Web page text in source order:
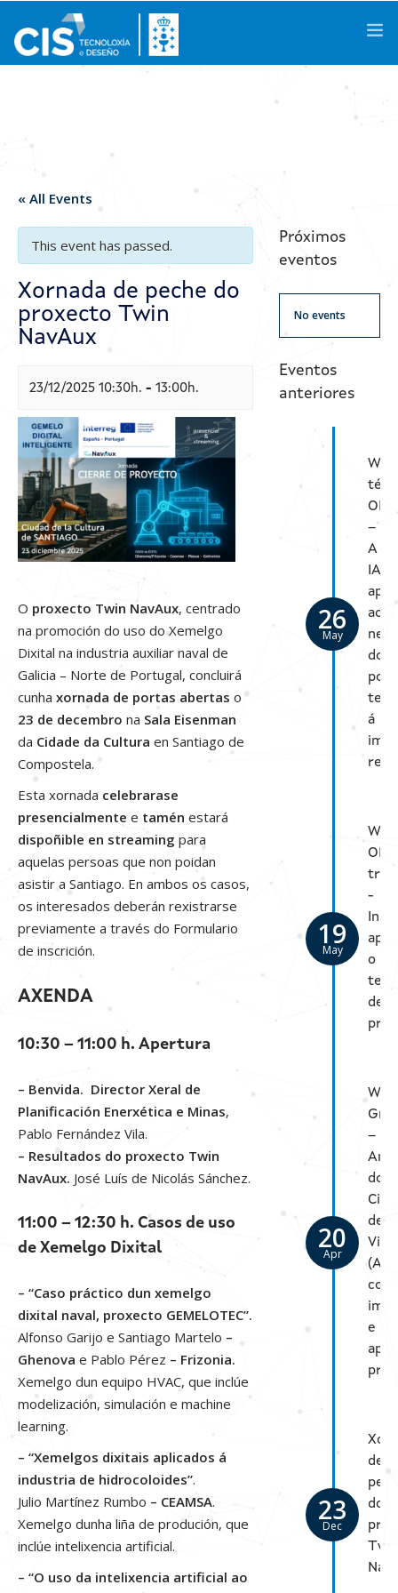
Knowledge Areas
R&D Projects
Spaces
Current news
Contact
« All Events
This event has passed.
Xornada de peche do
proxecto Twin
NavAux
23/12/2025 10:30h. - 13:00h.
O proxecto Twin NavAux, centrado
na promoción do uso do Xemelgo
Dixital na industria auxiliar naval de
Galicia – Norte de Portugal, concluirá
cunha xornada de portas abertas o
23 de decembro na Sala Eisenman
da Cidade da Cultura en Santiago de
Compostela.
Esta xornada celebrarase
presencialmente e tamén estará
dispoñible en streaming para
aquelas persoas que non poidan
asistir a Santiago. En ambos os casos,
os interesados deberán rexistrarse
previamente a través do Formulario
de inscrición.
AXENDA
10:30 – 11:00 h. Apertura
– Benvida. Director Xeral de
Planificación Enerxética e Minas,
Pablo Fernández Vila.
– Resultados do proxecto Twin
NavAux. José Luís de Nicolás Sánchez.
11:00 – 12:30 h. Casos de uso
de Xemelgo Dixital
– “Caso práctico dun xemelgo
dixital naval, proxecto GEMELOTEC”.
Alfonso Garijo e Santiago Martelo –
Ghenova e Pablo Pérez – Frizonia.
Xemelgo dun equipo HVAC, que inclúe
modelización, simulación e machine
learning.
– “Xemelgos dixitais aplicados á
industria de hidrocoloides”.
Julio Martínez Rumbo – CEAMSA.
Xemelgo dunha liña de produción, que
inclúe intelixencia artificial.
– “O uso da intelixencia artificial ao
Próximos
eventos
No events
Eventos
anteriores
26
May
–
A
IA
ao
do
á
real
19
May
-
o
teu
20
Apr
–
do
de
Vida
e
23
Dec
de
do